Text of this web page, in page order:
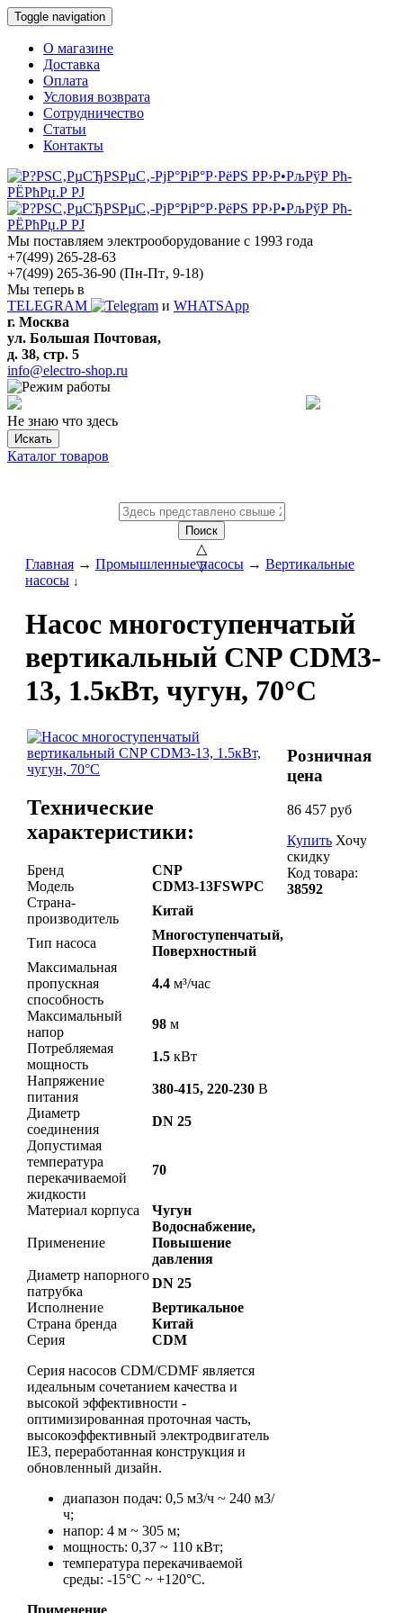
Toggle navigation
О магазине
Доставка
Оплата
Условия возврата
Сотрудничество
Статьи
Контакты
Мы поставляем электрооборудование с 1993 года
+7(499) 265-28-63
+7(499) 265-36-90 (Пн-Пт‚ 9-18)
Мы теперь в
TELEGRAM
и WHATSApp
г. Москва
ул. Большая Почтовая,
д. 38, стр. 5
info@electro-shop.ru
Не знаю что здесь
Искать
Каталог товаров
Поиск
△
▽
Главная → Промышленные насосы → Вертикальные
насосы ↓
Насос многоступенчатый
вертикальный CNP CDM3-
13, 1.5кВт, чугун, 70°С
Технические
характеристики:
Бренд
CNP
Модель
CDM3-13FSWPC
Страна-
производитель
Китай
Тип насоса
Многоступенчатый,
Поверхностный
Максимальная
пропускная
способность
4.4 м³/час
Максимальный
напор
98 м
Потребляемая
мощность
1.5 кВт
Напряжение
питания
380-415, 220-230 В
Диаметр
соединения
DN 25
Допустимая
температура
перекачиваемой
жидкости
70
Материал корпуса Чугун
Применение
Водоснабжение,
Повышение
давления
Диаметр напорного
патрубка
DN 25
Исполнение
Вертикальное
Страна бренда
Китай
Серия
CDM
Серия насосов CDM/CDMF является
идеальным сочетанием качества и
высокой эффективности -
оптимизированная проточная часть,
высокоэффективный электродвигатель
IE3, переработанная конструкция и
обновленный дизайн.
диапазон подач: 0,5 м3/ч ~ 240 м3/
ч;
напор: 4 м ~ 305 м;
мощность: 0,37 ~ 110 кВт;
температура перекачиваемой
среды: -15°С ~ +120°С.
Применение
Розничная
цена
86 457 руб
Купить Хочу
скидку
Код товара:
38592